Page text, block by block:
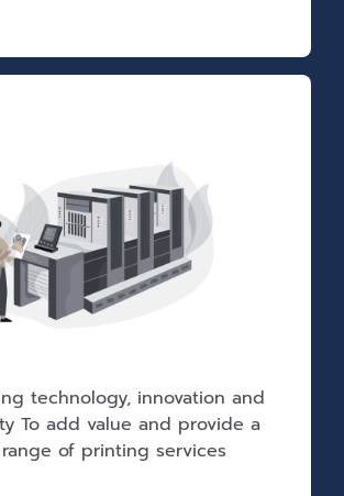
technology, innovation and
To add value and provide a
of printing services